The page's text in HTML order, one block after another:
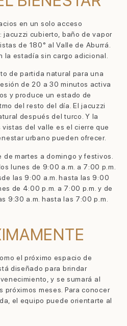
en un solo acceso
jacuzzi cubierto, baño de vapor
de 180° al Valle de Aburrá.
la estadía sin cargo adicional.
de partida natural para una
de 20 a 30 minutos activa
y produce un estado de
del resto del día. El jacuzzi
después del turco. Y la
del valle es el cierre que
urbano pueden ofrecer.
martes a domingo y festivos.
lunes de 9:00 a.m. a 7:00 p.m.
las 9:00 a.m. hasta las 9:00
de 4:00 p.m. a 7:00 p.m. y de
9:30 a.m. hasta las 7:00 p.m.
el próximo espacio de
diseñado para brindar
y se sumará al
próximos meses. Para conocer
el equipo puede orientarte al